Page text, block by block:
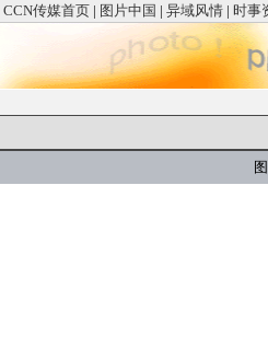
CCN传媒首页 | 图片中国 | 异域风情 | 时事
图